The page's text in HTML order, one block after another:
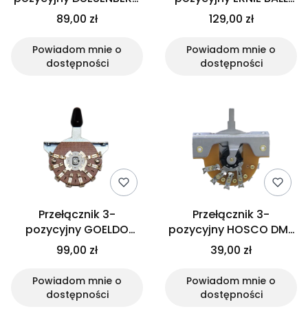
ELHD3
89,00 zł
Powiadom mnie o
dostępności
6371
129,00 zł
Powiadom mnie o
dostępności
Przełącznik 3-
pozycyjny GOELDO
US2X3 (Mega Switch)
99,00 zł
Powiadom mnie o
dostępności
Przełącznik 3-
pozycyjny HOSCO DM-
30 (Japan)
39,00 zł
Powiadom mnie o
dostępności